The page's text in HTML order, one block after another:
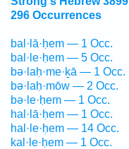
296 Occurrences
bal·lā·ḥem — 1 Occ.
bal·le·ḥem — 5 Occ.
bə·laḥ·me·ḵā — 1 Occ.
bə·laḥ·mōw — 2 Occ.
bə·le·ḥem — 1 Occ.
hal·lā·ḥem — 1 Occ.
hal·le·ḥem — 14 Occ.
kal·le·ḥem — 1 Occ.